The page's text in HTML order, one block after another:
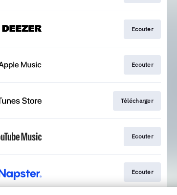
Ecouter
Ecouter
Télécharger
Ecouter
Ecouter